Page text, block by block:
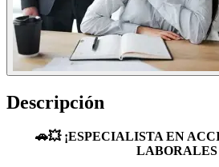
Descripción
🚗💥 ¡ESPECIALISTA EN
LABORALES